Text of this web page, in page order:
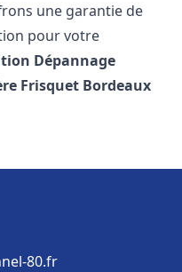
une garantie de
pour votre
Dépannage
Frisquet Bordeaux
80.fr